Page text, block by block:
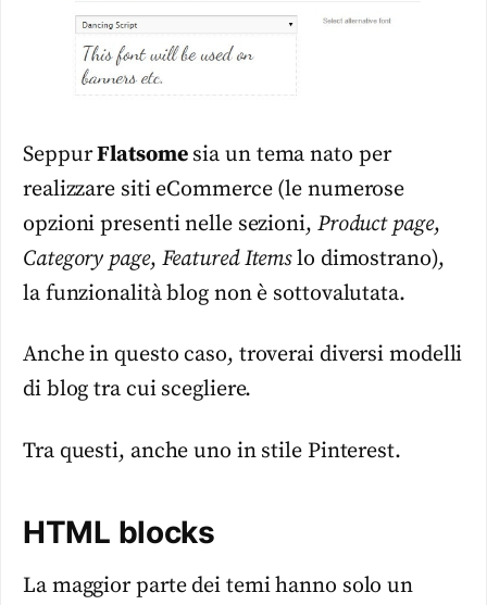
SeppurFlatsomesia un tema nato per
realizzare siti eCommerce (le numerose
opzioni presenti nelle sezioni, Product page,
Category page, Featured Itemslo dimostrano),
la funzionalità blog non è sottovalutata.
Anche in questo caso, troverai diversi modelli
di blog tra cui scegliere.
Tra questi, anche uno in stile Pinterest.
HTML blocks
La maggior parte dei temi hanno solo un